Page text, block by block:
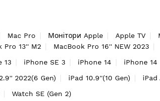
Mac Pro Монітори Apple Apple TV
Pro 13'' M2 MacBook Pro 16'' NEW 2023
13 iPhone SE 3 iPhone 14 iPhone 14
2022(6 Gen) iPad 10.9''(10 Gen)
iPad
Watch SE (Gen 2)